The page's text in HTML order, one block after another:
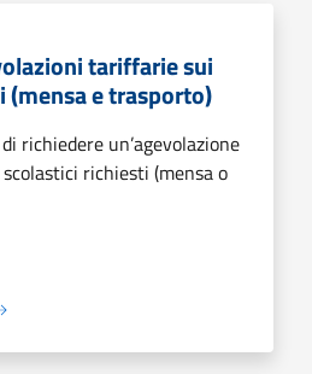
tariffarie sui
(mensa e trasporto)
richiedere un’agevolazione
richiesti (mensa o